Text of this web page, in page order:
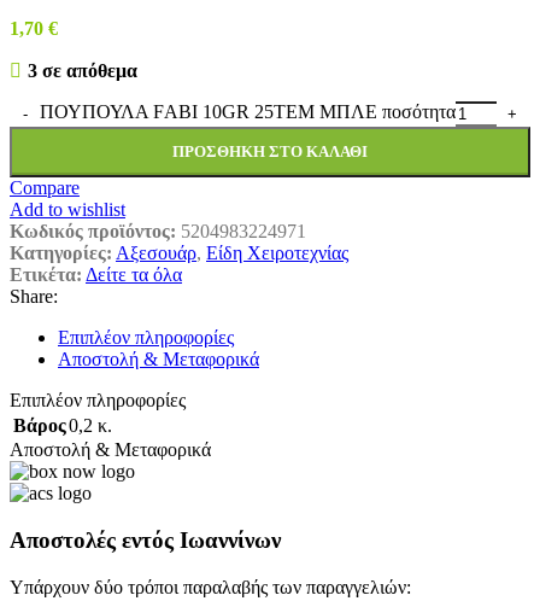
1,70 €
3 σε απόθεμα
ΠΟΥΠΟΥΛΑ FΑΒΙ 10GR 25ΤΕΜ ΜΠΛΕ ποσότητα
ΠΡΟΣΘΉΚΗ ΣΤΟ ΚΑΛΆΘΙ
Compare
Add to wishlist
Κωδικός προϊόντος: 5204983224971
Κατηγορίες: Αξεσουάρ, Είδη Χειροτεχνίας
Ετικέτα: Δείτε τα όλα
Share:
Επιπλέον πληροφορίες
Αποστολή & Μεταφορικά
Επιπλέον πληροφορίες
Βάρος0,2 κ.
Αποστολή & Μεταφορικά
Αποστολές εντός Ιωαννίνων
Υπάρχουν δύο τρόποι παραλαβής των παραγγελιών: